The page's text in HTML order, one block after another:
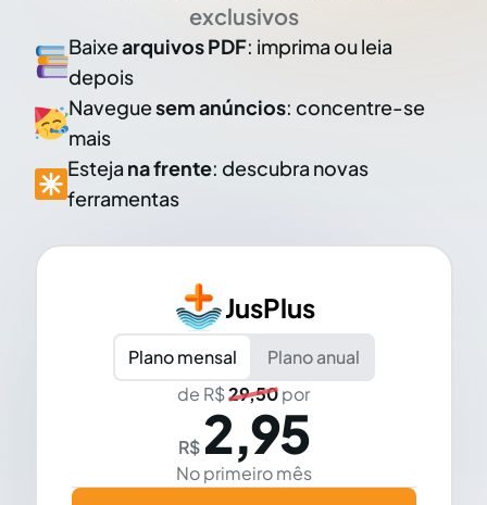
exclusivos
Baixearquivos PDF: imprima ou leia
depois
Naveguesem anúncios: concentre-se
mais
Esteja na frente: descubra novas
ferramentas
JusPlus
Plano mensal
Plano anual
de R$29,50por
R$ 2,95
No primeiro mês